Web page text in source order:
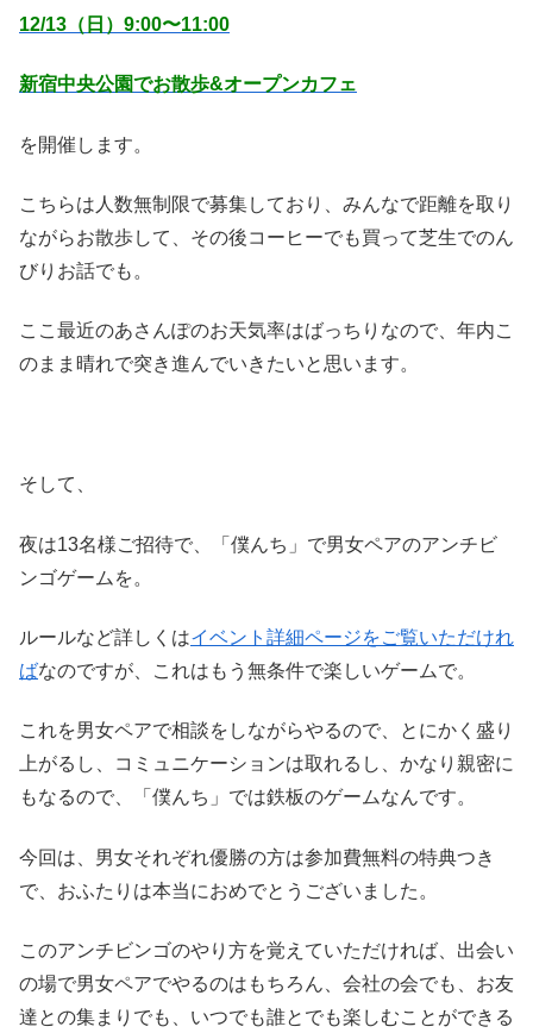
12/13（日）9:00〜11:00
新宿中央公園でお散歩&オープンカフェ
を開催します。
こちらは人数無制限で募集しており、みんなで距離を取り
ながらお散歩して、その後コーヒーでも買って芝生でのん
びりお話でも。
ここ最近のあさんぽのお天気率はばっちりなので、年内こ
のまま晴れで突き進んでいきたいと思います。
そして、
夜は13名様ご招待で、「僕んち」で男女ペアのアンチビ
ンゴゲームを。
ルールなど詳しくはイベント詳細ページをご覧いただけれ
ばなのですが、これはもう無条件で楽しいゲームで。
これを男女ペアで相談をしながらやるので、とにかく盛り
上がるし、コミュニケーションは取れるし、かなり親密に
もなるので、「僕んち」では鉄板のゲームなんです。
今回は、男女それぞれ優勝の方は参加費無料の特典つき
で、おふたりは本当におめでとうございました。
このアンチビンゴのやり方を覚えていただければ、出会い
の場で男女ペアでやるのはもちろん、会社の会でも、お友
達との集まりでも、いつでも誰とでも楽しむことができる